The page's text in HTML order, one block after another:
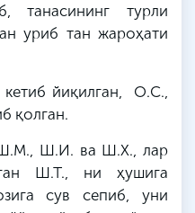
танасининг турли
уриб тан жароҳати
йиқилган, О.С.,
қолган.
Ш.И. ва Ш.Х., лар
Ш.Т., ни ҳушига
сув сепиб, уни